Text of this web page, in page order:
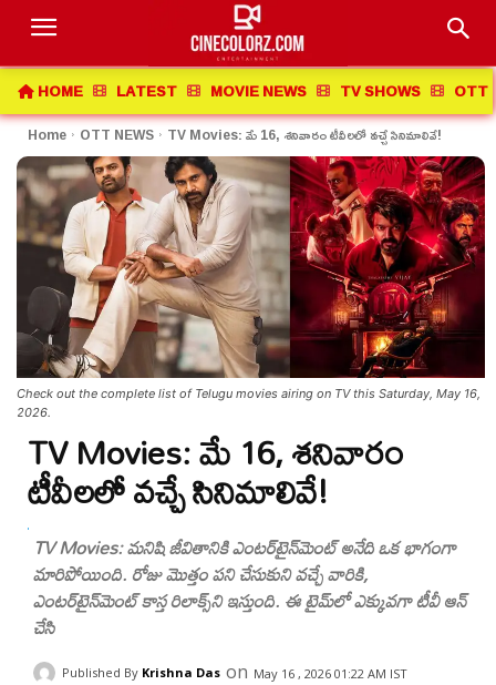
HOME LATEST MOVIE NEWS TV SHOWS OTT
Home OTT NEWS TV Movies: మే 16, శనివారం టీవీలలో వచ్చే సినిమాలివే!
Check out the complete list of Telugu movies airing on TV this Saturday, May 16,
2026.
TV Movies: మే 16, శనివారం
టీవీలలో వచ్చే సినిమాలివే!
TV Movies: మనిషి జీవితానికి ఎంటర్‌టైన్‌మెంట్ అనేది ఒక భాగంగా
మారిపోయింది. రోజు మొత్తం పని చేసుకుని వచ్చే వారికి,
ఎంటర్‌టైన్‌మెంట్ కాస్త రిలాక్స్‌ని ఇస్తుంది. ఈ టైమ్‌లో ఎక్కువగా టీవీ ఆన్
చేసి
Published By Krishna Das on May 16 , 2026 01:22 AM IST